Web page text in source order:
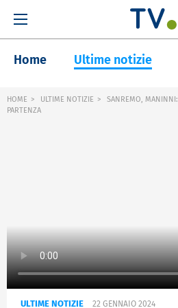
Home Ultime notizie
HOME ULTIME NOTIZIE
SANREMO,
PARTENZA
ULTIME NOTIZIE 22 GENNAIO 2024